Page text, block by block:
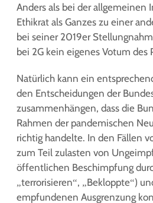
Anders als bei der allgemeinen
Ethikrat als Ganzes zu einer
bei seiner 2019er
bei 2G kein eigenes Votum des
Natürlich kann ein
den Entscheidungen der
zusammenhängen, dass die
Rahmen der pandemischen
richtig handelte. In den Fällen
zum Teil zulasten von
öffentlichen Beschimpfung
„terrorisieren“, „Bekloppte“)
empfundenen Ausgrenzung